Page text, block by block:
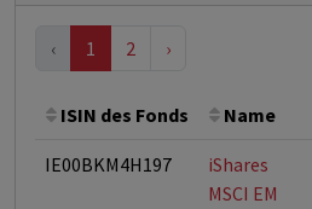
‹ 1 2 ›
ISIN des Fonds Name
IE00BKM4H197
iShares
MSCI EM